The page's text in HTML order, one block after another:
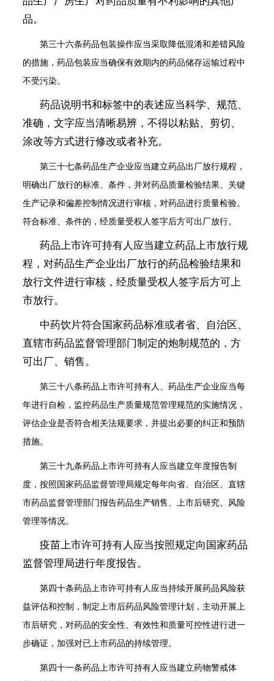
品。
第三十六条药品包装操作应当采取降低混淆和差错风险
的措施，药品包装应当确保有效期内的药品储存运输过程中
不受污染。
药品说明书和标签中的表述应当科学、规范、
准确，文字应当清晰易辨，不得以粘贴、剪切、
涂改等方式进行修改或者补充。
第三十七条药品生产企业应当建立药品出厂放行规程，
明确出厂放行的标准、条件，并对药品质量检验结果、关键
生产记录和偏差控制情况进行审核，对药品进行质量检验。
符合标准、条件的，经质量受权人签字后方可出厂放行。
药品上市许可持有人应当建立药品上市放行规
程，对药品生产企业出厂放行的药品检验结果和
放行文件进行审核，经质量受权人签字后方可上
市放行。
中药饮片符合国家药品标准或者省、自治区、
直辖市药品监督管理部门制定的炮制规范的，方
可出厂、销售。
第三十八条药品上市许可持有人、药品生产企业应当每
年进行自检，监控药品生产质量规范管理规范的实施情况，
评估企业是否符合相关法规要求，并提出必要的纠正和预防
措施。
第三十九条药品上市许可持有人应当建立年度报告制
度，按照国家药品监督管理局规定每年向省、自治区、直辖
市药品监督管理部门报告药品生产销售、上市后研究、风险
管理等情况。
疫苗上市许可持有人应当按照规定向国家药品
监督管理局进行年度报告。
第四十条药品上市许可持有人应当持续开展药品风险获
益评估和控制，制定上市后药品风险管理计划，主动开展上
市后研究，对药品的安全性、有效性和质量可控性进行进一
步确证，加强对已上市药品的持续管理。
第四十一条药品上市许可持有人应当建立药物警戒体